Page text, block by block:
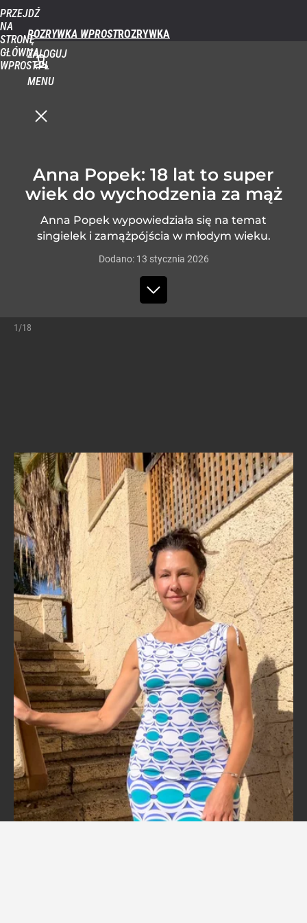
PRZEJDŹ
NA
STRONĘ
GŁÓWNĄ
WPROST.PL
ROZRYWKA WPROST
ZALOGUJ
MENU
Anna Popek: 18 lat to super
wiek do wychodzenia za mąż
Anna Popek wypowiedziała się na temat
singielek i zamążpójścia w młodym wieku.
Dodano: 13 stycznia 2026